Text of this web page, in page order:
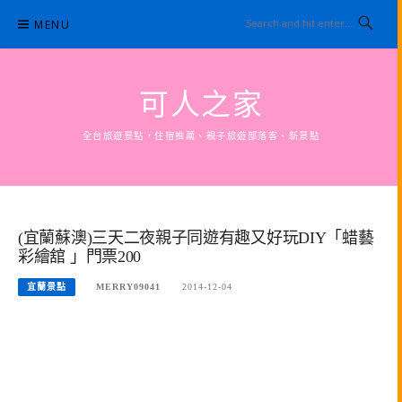
content
MENU
可人之家
全台旅遊景點，住宿推薦、親子旅遊部落客、新景點
(宜蘭蘇澳)三天二夜親子同遊有趣又好玩DIY「蜡藝
彩繪舘 」門票200
宜蘭景點 MERRY09041 2014-12-04